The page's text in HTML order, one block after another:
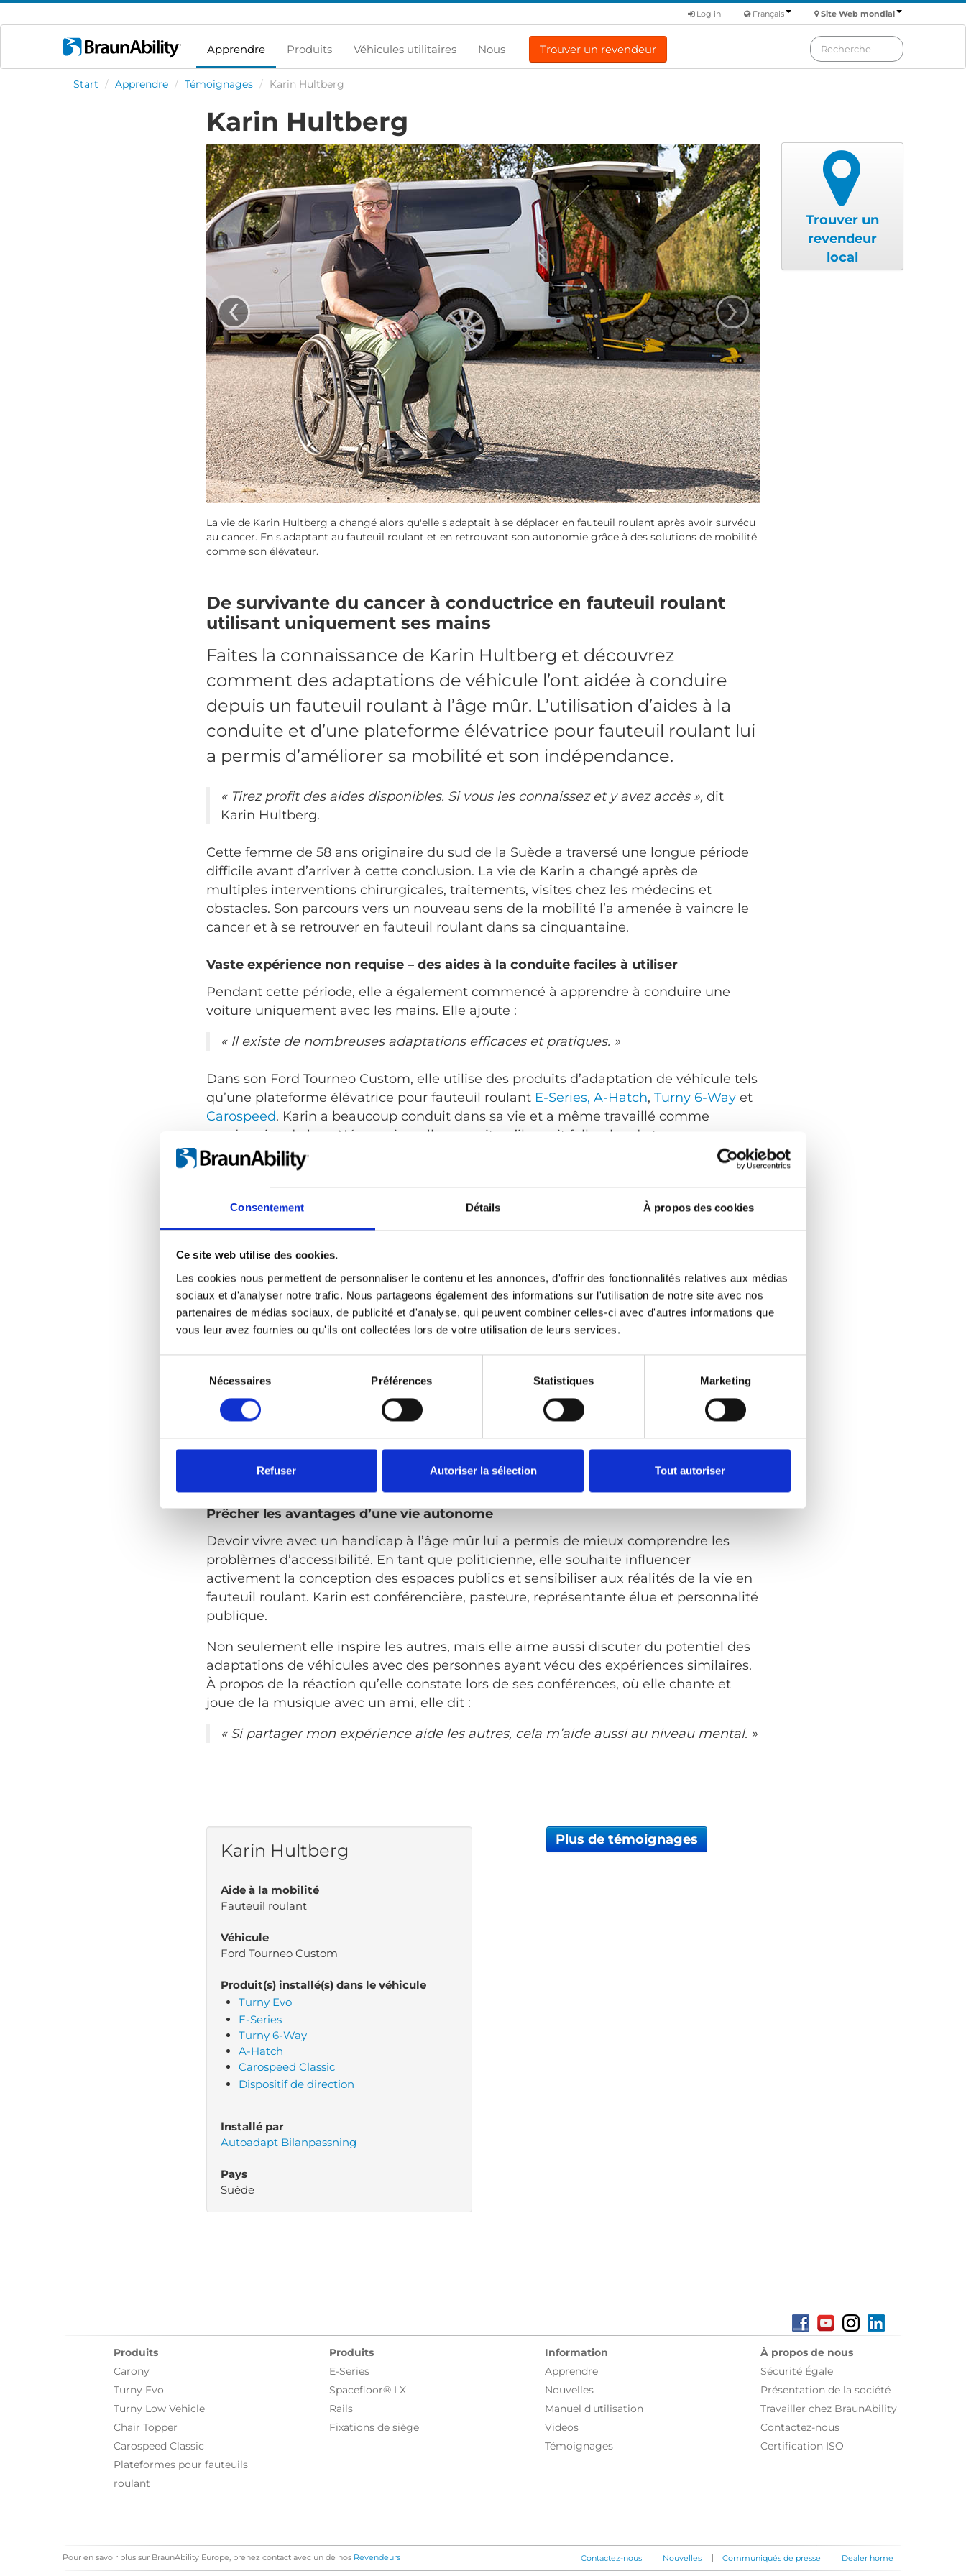
Consentement Détails À propos des cookies
Ce site web utilise des cookies.
Les cookies nous permettent de personnaliser le contenu et les annonces, d'offrir des fonctionnalités relatives aux médias
sociaux et d'analyser notre trafic. Nous partageons également des informations sur l'utilisation de notre site avec nos
partenaires de médias sociaux, de publicité et d'analyse, qui peuvent combiner celles-ci avec d'autres informations que
vous leur avez fournies ou qu'ils ont collectées lors de votre utilisation de leurs services.
consentement
Nécessaires Préférences Statistiques Marketing
Refuser Autoriser la sélection Tout autoriser
Site Web mondial
Français
Log in
Apprendre Produits Véhicules utilitaires Nous Trouver un revendeur
Start / Apprendre / Témoignages / Karin Hultberg
Karin Hultberg
‹ ›
La vie de Karin Hultberg a changé alors qu'elle s'adaptait à se déplacer en fauteuil roulant après avoir survécu
au cancer. En s'adaptant au fauteuil roulant et en retrouvant son autonomie grâce à des solutions de mobilité
comme son élévateur.
De survivante du cancer à conductrice en fauteuil roulant
utilisant uniquement ses mains
Faites la connaissance de Karin Hultberg et découvrez
comment des adaptations de véhicule l’ont aidée à conduire
depuis un fauteuil roulant à l’âge mûr. L’utilisation d’aides à la
conduite et d’une plateforme élévatrice pour fauteuil roulant lui
a permis d’améliorer sa mobilité et son indépendance.
« Tirez profit des aides disponibles. Si vous les connaissez et y avez accès », dit
Karin Hultberg.
Cette femme de 58 ans originaire du sud de la Suède a traversé une longue période
difficile avant d’arriver à cette conclusion. La vie de Karin a changé après de
multiples interventions chirurgicales, traitements, visites chez les médecins et
obstacles. Son parcours vers un nouveau sens de la mobilité l’a amenée à vaincre le
cancer et à se retrouver en fauteuil roulant dans sa cinquantaine.
Vaste expérience non requise – des aides à la conduite faciles à utiliser
Pendant cette période, elle a également commencé à apprendre à conduire une
voiture uniquement avec les mains. Elle ajoute :
« Il existe de nombreuses adaptations efficaces et pratiques. »
Dans son Ford Tourneo Custom, elle utilise des produits d’adaptation de véhicule tels
qu’une plateforme élévatrice pour fauteuil roulant E-Series, A-Hatch, Turny 6-Way et
Carospeed. Karin a beaucoup conduit dans sa vie et a même travaillé comme
conductrice de bus. Néanmoins, elle pensait qu’il aurait fallu plus de temps pour
apprendre à utiliser des adaptations de voiture telles que des commandes
manuelles, sièges pivotants et plateformes élévatrices pour fauteuil roulant. Elle
souligne :
élévatrice pour fauteuil roulant arrière n’occupe pas l’espace d’une place de
parking pour handicapés. »
Karin a toujours aimé conduire. Fille d’agriculteur dans la région du Småland, en
Suède, elle a commencé très jeune à apprendre à manœuvrer différents véhicules.
fois »,raconte-t-elle en souriant.
Quand elle était enfant, son père l’encourageait à essayer de nouvelles expériences
avec des phrases telles que« Tu vas y arriver »ou« Vas-y, essaie ». Aujourd’hui, en
différentes adaptations, ces mots ont pris un sens encore plus profond.
Prêcher les avantages d’une vie autonome
Devoir vivre avec un handicap à l’âge mûr lui a permis de mieux comprendre les
problèmes d’accessibilité. En tant que politicienne, elle souhaite influencer
activement la conception des espaces publics et sensibiliser aux réalités de la vie en
fauteuil roulant. Karin est conférencière, pasteure, représentante élue et personnalité
publique.
Non seulement elle inspire les autres, mais elle aime aussi discuter du potentiel des
adaptations de véhicules avec des personnes ayant vécu des expériences similaires.
À propos de la réaction qu’elle constate lors de ses conférences, où elle chante et
joue de la musique avec un ami, elle dit :
« Si partager mon expérience aide les autres, cela m’aide aussi au niveau mental. »
Karin Hultberg
Aide à la mobilité
Fauteuil roulant
Véhicule
Ford Tourneo Custom
Produit(s) installé(s) dans le véhicule
Turny Evo
E-Series
Turny 6-Way
A-Hatch
Carospeed Classic
Dispositif de direction
Installé par
Autoadapt Bilanpassning
Pays
Suède
Plus de témoignages
Trouver un
revendeur
local
Produits
Carony
Turny Evo
Turny Low Vehicle
Chair Topper
Carospeed Classic
Plateformes pour fauteuils
roulant
Produits
E-Series
Spacefloor® LX
Rails
Fixations de siège
Information
Apprendre
Nouvelles
Manuel d'utilisation
Videos
Témoignages
À propos de nous
Sécurité Égale
Présentation de la société
Travailler chez BraunAbility
Contactez-nous
Certification ISO
Pour en savoir plus sur BraunAbility Europe, prenez contact avec un de nos Revendeurs Contactez-nous | Nouvelles | Communiqués de presse | Dealer home